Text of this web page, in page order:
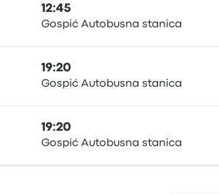
12:45
Gospić Autobusna stanica
19:20
Gospić Autobusna stanica
19:20
Gospić Autobusna stanica